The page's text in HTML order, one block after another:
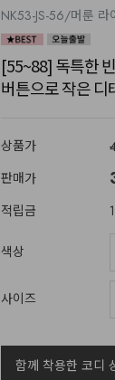
NK53-JS-56/머룬 라
[55~88] 독특한
버튼으로 작은
상품가
판매가
적립금
색상
사이즈
함께 착용한 코디